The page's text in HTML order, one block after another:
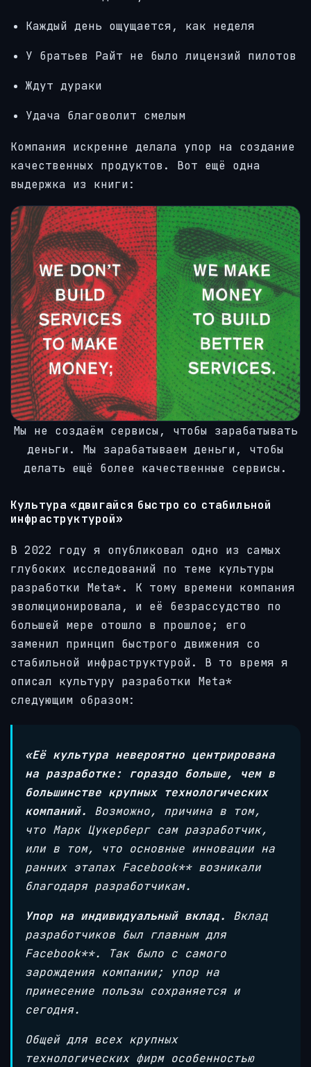
Каждый день ощущается, как неделя
У братьев Райт не было лицензий пилотов
Ждут дураки
Удача благоволит смелым
Компания искренне делала упор на создание
качественных продуктов. Вот ещё одна
выдержка из книги:
Мы не создаём сервисы, чтобы зарабатывать
деньги. Мы зарабатываем деньги, чтобы
делать ещё более качественные сервисы.
Культура «двигайся быстро со стабильной
инфраструктурой»
В 2022 году я опубликовал одно из самых
глубоких исследований по теме культуры
разработки Meta*. К тому времени компания
эволюционировала, и её безрассудство по
большей мере отошло в прошлое; его
заменил принцип быстрого движения со
стабильной инфраструктурой. В то время я
описал культуру разработки Meta*
следующим образом:
«Её культура невероятно центрирована
на разработке: гораздо больше, чем в
большинстве крупных технологических
компаний. Возможно, причина в том,
что Марк Цукерберг сам разработчик,
или в том, что основные инновации на
ранних этапах Facebook** возникали
благодаря разработчикам.
Упор на индивидуальный вклад.
Вклад
разработчиков был главным для
Facebook**. Так было с самого
зарождения компании; упор на
принесение пользы сохраняется и
сегодня.
Общей для всех крупных
технологических фирм особенностью